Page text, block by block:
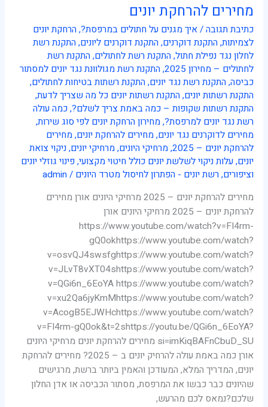
מחירים להרחקת יונים
כתיבת תגובה/איך מגנים על חתולים במרפסת?,הרחקת יונים
לצמיתות,התקנת דוקרנים,התקנת דוקרנים ליונים,התקנת רשת
לחלון נגד נפילת חתול,התקנת רשת לחתולים,התקנת רשת
לחתולים – מחירון 2025
,התקנת רשת מגולוונת נגד יונים למסתור
כביסה,התקנת רשת נגד יונים,התקנת רשתות בטיחות לחתולים,
התקנת רשתות יונים,התקנת רשתות יונים כל מה שצריך לדעת,
התקנת רשתות שקופות – כמה באמת צריך לשלם?,כמה עולה
רשת נגד יונים למרפסת?,מחירון הרחקת יונים לפי סוג שירות,
מחירים לדוקרנים נגד יונים,מחירים להרחקת יונים,מחירים
להרחקת יונים – 2025
,מרחיקי היונים,מרחיקי יונים,ניקוי צואת
יונים,עלות ניקוי לשלשת יונים כולל חיטוי מקצועי,פינוי גוזלי יונים
וציפורים,רשת יונים - הפתרון לחיסול מטרד היונים /
admin
מחירים להרחקת יונים – 2025 מרחיקי היונים אורן מחירים
להרחקת יונים – 2025 מרחיקי היונים אורן
https://www.youtube.com/watch?v=FI4rm-
gQ0okhttps://www.youtube.com/watch?
v=osvQJ4swsfghttps://www.youtube.com/watch?
v=JLvT8vXT04shttps://www.youtube.com/watch?
v=QGi6n_6EoYA https://www.youtube.com/watch?
v=xu2Qa6jyKmMhttps://www.youtube.com/watch?
v=AcogB5EJWHchttps://www.youtube.com/watch?
v=FI4rm-gQ0ok&t=2shttps://youtu.be/QGi6n_6EoYA?
si=imKiqBAFnCbuD_SU מחירים להרחקת יונים מרחיקי היונים
אורן כמה באמת עולה להרחיק יונים ב – 2025? מחירים להרחקת
יונים, המדריך המלא, המעודכן והאמין ביותר ברשת, מרגישים
שהיונים כבר כבשו את המרפסת, מסתור הכביסה או אדן החלון
שלכם?נמאס לכם מהרעש,
מחירים
יונים